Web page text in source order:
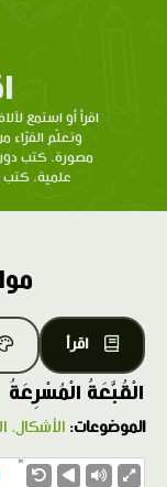
اقرأ أو استمع
وتعلّم القرّاء
مصورة، كتب
علمية، كتب
اقرأ
الْقُبَّعَةُ الْمُسْرِعَةُ
الموضوعات: الأشكال،